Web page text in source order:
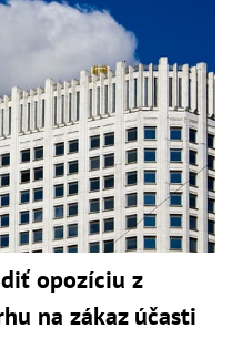
opozíciu z
na zákaz účasti